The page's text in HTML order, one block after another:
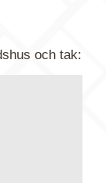
och tak: